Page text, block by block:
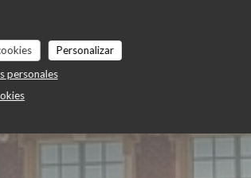
Personalizar
personales